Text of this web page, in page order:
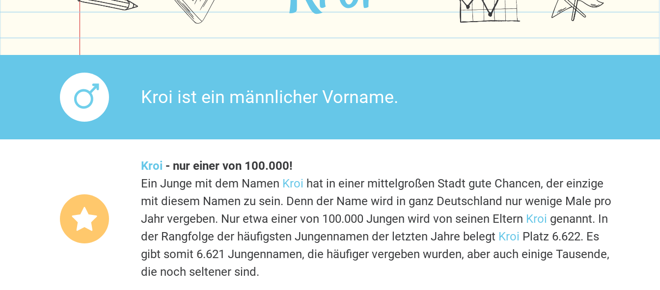
Kroi ist ein männlicher Vorname.
Kroi - nur einer von 100.000!
Ein Junge mit dem Namen Kroi hat in einer mittelgroßen Stadt gute Chancen, der einzige
mit diesem Namen zu sein. Denn der Name wird in ganz Deutschland nur wenige Male pro
Jahr vergeben. Nur etwa einer von 100.000 Jungen wird von seinen Eltern Kroi genannt. In
der Rangfolge der häufigsten Jungennamen der letzten Jahre belegt Kroi Platz 6.622. Es
gibt somit 6.621 Jungennamen, die häufiger vergeben wurden, aber auch einige Tausende,
die noch seltener sind.